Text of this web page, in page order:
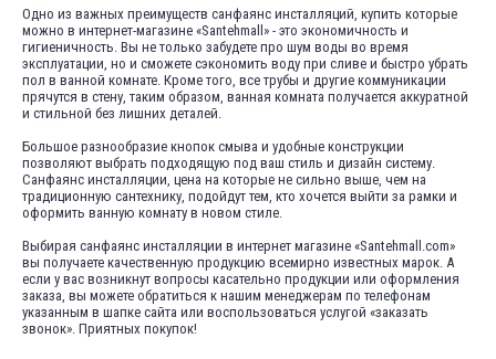
Одно из важных преимуществ санфаянс инсталляций, купить которые
можно в интернет-магазине «Santehmall» - это экономичность и
гигиеничность. Вы не только забудете про шум воды во время
эксплуатации, но и сможете сэкономить воду при сливе и быстро убрать
пол в ванной комнате. Кроме того, все трубы и другие коммуникации
прячутся в стену, таким образом, ванная комната получается аккуратной
и стильной без лишних деталей.
Большое разнообразие кнопок смыва и удобные конструкции
позволяют выбрать подходящую под ваш стиль и дизайн систему.
Санфаянс инсталляции, цена на которые не сильно выше, чем на
традиционную сантехнику, подойдут тем, кто хочется выйти за рамки и
оформить ванную комнату в новом стиле.
Выбирая санфаянс инсталляции в интернет магазине «Santehmall.com»
вы получаете качественную продукцию всемирно известных марок. А
если у вас возникнут вопросы касательно продукции или оформления
заказа, вы можете обратиться к нашим менеджерам по телефонам
указанным в шапке сайта или воспользоваться услугой «заказать
звонок». Приятных покупок!